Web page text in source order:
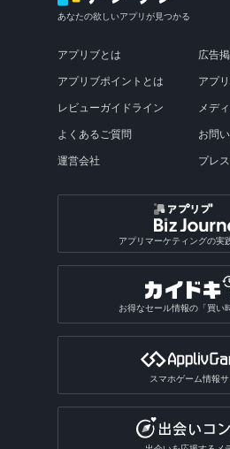
あなたの欲しいアプリが見つかる
アプリブとは
アプリブポイントとは
レビューガイドライン
よくあるご質問
運営会社
広告
アプ
メデ
お問
プレ
アプリマーケティングの実
お得なセール情報の「買い
スマホゲーム情報サ